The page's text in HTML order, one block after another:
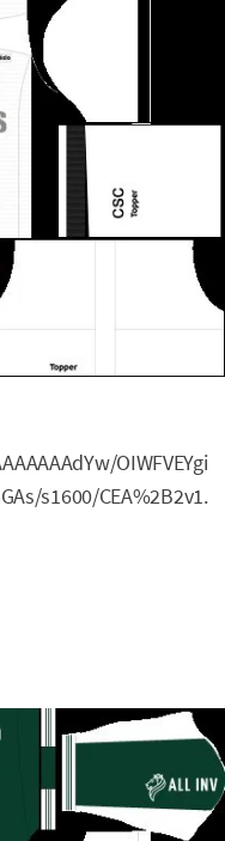
OIWFVEYgi
s1600/CEA%2B2v1.